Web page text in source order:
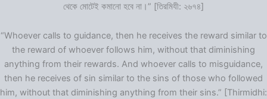
থেকে মোটেই কমানো হবে না।” [তিরমিযী: ২৬৭৪]
“Whoever calls to guidance, then he receives the reward similar to
the reward of whoever follows him, without that diminishing
anything from their rewards. And whoever calls to misguidance,
then he receives of sin similar to the sins of those who followed
him, without that diminishing anything from their sins.” [Thirmidhi: